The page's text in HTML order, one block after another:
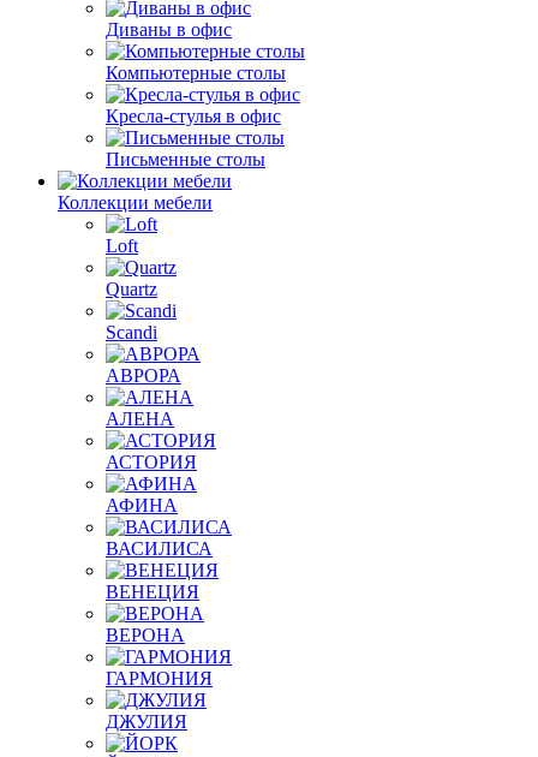
Диваны в офис
Компьютерные столы
Кресла-стулья в офис
Письменные столы
Коллекции мебели
Loft
Quartz
Scandi
АВРОРА
АЛЕНА
АСТОРИЯ
АФИНА
ВАСИЛИСА
ВЕНЕЦИЯ
ВЕРОНА
ГАРМОНИЯ
ДЖУЛИЯ